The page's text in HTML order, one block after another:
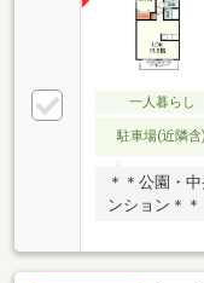
一人暮らし
駐車場(近隣含)
＊＊公園・
ンション＊＊